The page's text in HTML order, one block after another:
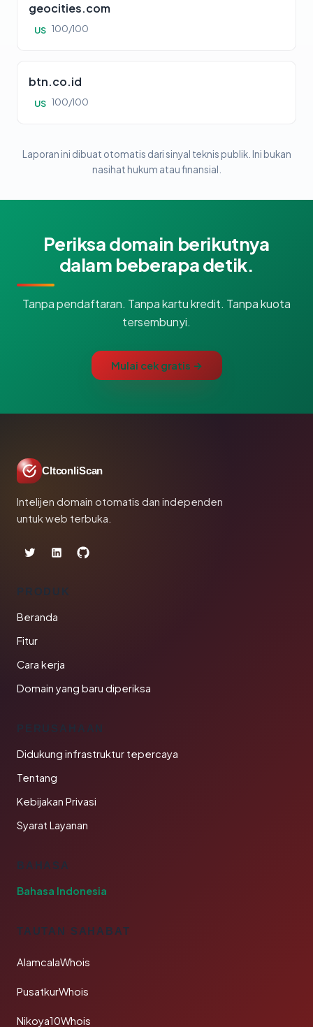
geocities.com
US 100/100
btn.co.id
US 100/100
Laporan ini dibuat otomatis dari sinyal teknis publik. Ini bukan
nasihat hukum atau finansial.
Periksa domain berikutnya
dalam beberapa detik.
Tanpa pendaftaran. Tanpa kartu kredit. Tanpa kuota
tersembunyi.
Mulai cek gratis →
CltconliScan
Intelijen domain otomatis dan independen
untuk web terbuka.
PRODUK
Beranda
Fitur
Cara kerja
Domain yang baru diperiksa
PERUSAHAAN
Didukung infrastruktur tepercaya
Tentang
Kebijakan Privasi
Syarat Layanan
BAHASA
Bahasa Indonesia
TAUTAN SAHABAT
AlamcalaWhois
PusatkurWhois
Nikoya10Whois